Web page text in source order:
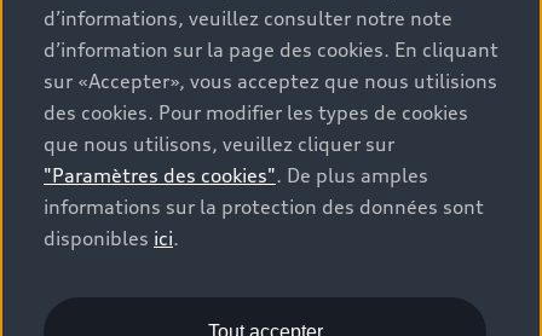
Catégorie de rendement énergétique selon la nouvelle
méthode de calcul conformément à l’annexe 4.1 de
l’OEEE et valable dès le 1er janvier 2023. Vous
trouverez des informations sur l’étiquette-énergie pour
les voitures de tourisme sur le site de l’Office fédéral de
l’énergie OFEN.
Les prix indiqués sont des prix sans engagement de
8.1%. Dans des cas exceptionnels, il est possible que
l’indication des prix ne soit pas actuelle. Les
d’informations, veuillez consulter notre note
d’information sur la page des cookies. En cliquant
sur «Accepter», vous acceptez que nous utilisions
des cookies. Pour modifier les types de cookies
que nous utilisons, veuillez cliquer sur
"Paramètres des cookies". De plus amples
informations sur la protection des données sont
disponibles ici.
Tout accepter